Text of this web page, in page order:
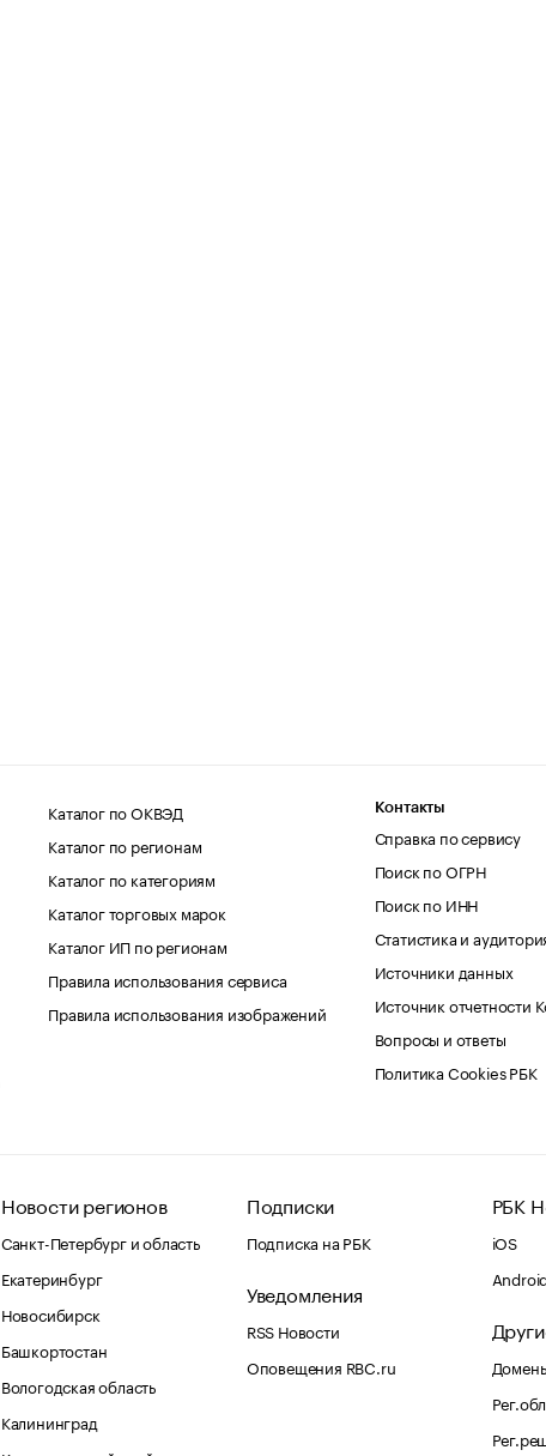
Каталог по ОКВЭД
Каталог по регионам
Каталог по категориям
Каталог торговых марок
Каталог ИП по регионам
Правила использования сервиса
Правила использования изображений
Контакты
Справка по сервису
Поиск по ОГРН
Поиск по ИНН
Статистика и
Источники данных
Источник отчетности
Вопросы и ответы
Политика Cookies РБК
Новости регионов
Санкт-Петербург и область
Екатеринбург
Новосибирск
Башкортостан
Вологодская область
Калининград
Подписки
Подписка на РБК
Уведомления
RSS Новости
Оповещения RBC.ru
РБК
iOS